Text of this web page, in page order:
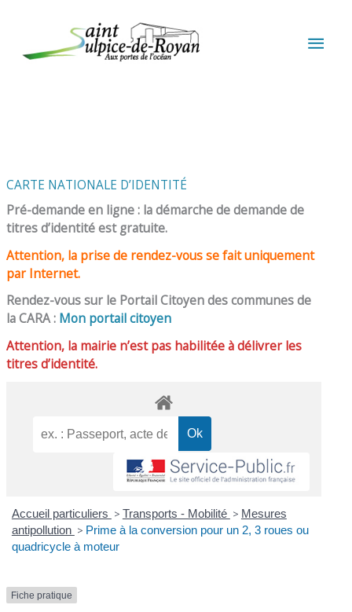
CARTE NATIONALE D’IDENTITÉ
Pré-demande en ligne : la démarche de demande de
titres d’identité est gratuite.
Attention, la prise de rendez-vous se fait uniquement
par Internet.
Rendez-vous sur le Portail Citoyen des communes de
la CARA : Mon portail citoyen
Attention, la mairie n’est pas habilitée à délivrer les
titres d’identité.
Accueil particuliers > Transports - Mobilité > Mesures
antipollution > Prime à la conversion pour un 2, 3 roues ou
quadricycle à moteur
Fiche pratique